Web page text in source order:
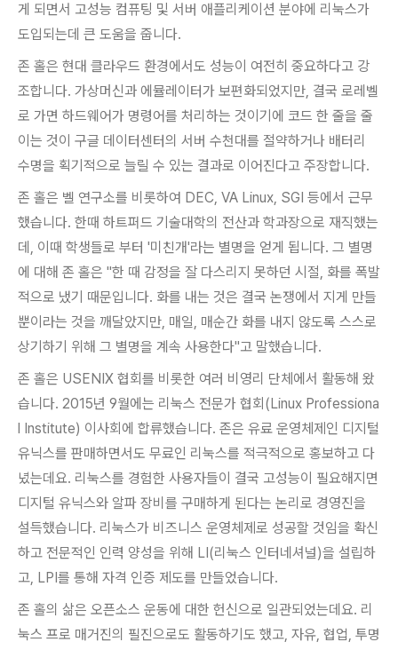
게 되면서 고성능 컴퓨팅 및 서버 애플리케이션 분야에 리눅스가
도입되는데 큰 도움을 줍니다.
존 홀은 현대 클라우드 환경에서도 성능이 여전히 중요하다고 강
조합니다. 가상머신과 에뮬레이터가 보편화되었지만, 결국 로레벨
로 가면 하드웨어가 명령어를 처리하는 것이기에 코드 한 줄을 줄
이는 것이 구글 데이터센터의 서버 수천대를 절약하거나 배터리
수명을 획기적으로 늘릴 수 있는 결과로 이어진다고 주장합니다.
존 홀은 벨 연구소를 비롯하여 DEC, VA Linux, SGI 등에서 근무
했습니다. 한때 하트퍼드 기술대학의 전산과 학과장으로 재직했는
데, 이때 학생들로 부터 '미친개'라는 별명을 얻게 됩니다. 그 별명
에 대해 존 홀은 "한 때 감정을 잘 다스리지 못하던 시절, 화를 폭발
적으로 냈기 때문입니다. 화를 내는 것은 결국 논쟁에서 지게 만들
뿐이라는 것을 깨달았지만, 매일, 매순간 화를 내지 않도록 스스로
상기하기 위해 그 별명을 계속 사용한다"고 말했습니다.
존 홀은 USENIX 협회를 비롯한 여러 비영리 단체에서 활동해 왔
습니다. 2015년 9월에는 리눅스 전문가 협회(Linux Professiona
l Institute) 이사회에 합류했습니다. 존은 유료 운영체제인 디지털
유닉스를 판매하면서도 무료인 리눅스를 적극적으로 홍보하고 다
녔는데요. 리눅스를 경험한 사용자들이 결국 고성능이 필요해지면
디지털 유닉스와 알파 장비를 구매하게 된다는 논리로 경영진을
설득했습니다. 리눅스가 비즈니스 운영체제로 성공할 것임을 확신
하고 전문적인 인력 양성을 위해 LI(리눅스 인터네셔널)을 설립하
고, LPI를 통해 자격 인증 제도를 만들었습니다.
존 홀의 삶은 오픈소스 운동에 대한 헌신으로 일관되었는데요. 리
눅스 프로 매거진의 필진으로도 활동하기도 했고, 자유, 협업, 투명